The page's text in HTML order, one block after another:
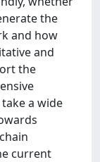
the
and how
and
the
a wide
current